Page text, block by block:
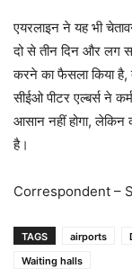
एयरलाइन ने यह भी
दो से तीन दिन और लग
करने का फैसला किया है,
सीईओ पीटर एल्बर्स ने
आसान नहीं होगा, लेकिन
है।
Correspondent –
TAGS airports
Waiting halls